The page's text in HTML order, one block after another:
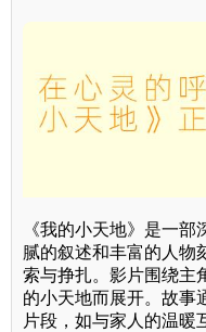
《我的小天地》是一
腻的叙述和丰富的人物
索与挣扎。影片围绕主
的小天地而展开。故事
片段，如与家人的温暖